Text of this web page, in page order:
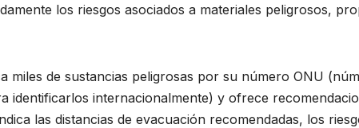
los riesgos asociados a materiales peligrosos,
miles de sustancias peligrosas por su número ONU
identificarlos internacionalmente) y ofrece
las distancias de evacuación recomendadas, los